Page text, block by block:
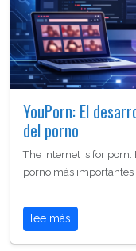
YouPorn: El
del porno
The Internet is for
porno más importantes
lee más